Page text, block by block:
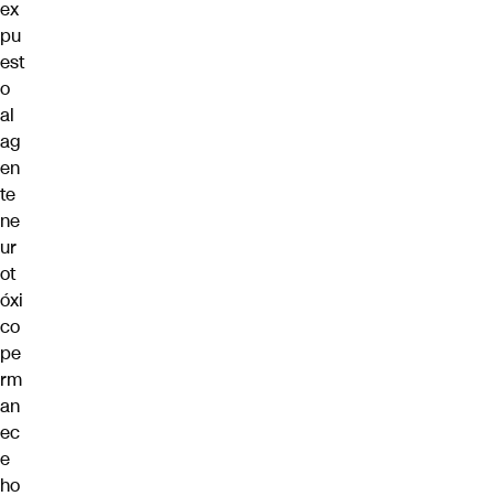
ex
pu
est
o
al
ag
en
te
ne
ur
ot
óxi
co
pe
rm
an
ec
e
ho